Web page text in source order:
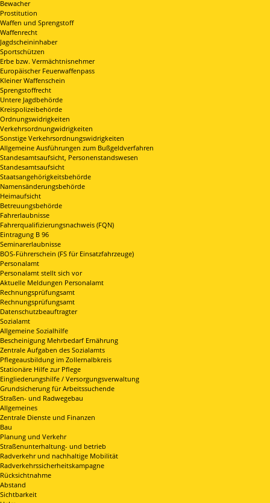
Bewacher
Prostitution
Waffen und Sprengstoff
Waffenrecht
Jagdscheininhaber
Sportschützen
Erbe bzw. Vermächtnisnehmer
Europäischer Feuerwaffenpass
Kleiner Waffenschein
Sprengstoffrecht
Untere Jagdbehörde
Kreispolizeibehörde
Ordnungswidrigkeiten
Verkehrsordnungwidrigkeiten
Sonstige Verkehrsordnungswidrigkeiten
Allgemeine Ausführungen zum Bußgeldverfahren
Standesamtsaufsicht, Personenstandswesen
Standesamtsaufsicht
Staatsangehörigkeitsbehörde
Namensänderungsbehörde
Heimaufsicht
Betreuungsbehörde
Fahrerlaubnisse
Fahrerqualifizierungsnachweis (FQN)
Eintragung B 96
Seminarerlaubnisse
BOS-Führerschein (FS für Einsatzfahrzeuge)
Personalamt
Personalamt stellt sich vor
Aktuelle Meldungen Personalamt
Rechnungsprüfungsamt
Rechnungsprüfungsamt
Datenschutzbeauftragter
Sozialamt
Allgemeine Sozialhilfe
Bescheinigung Mehrbedarf Ernährung
Zentrale Aufgaben des Sozialamts
Pflegeausbildung im Zollernalbkreis
Stationäre Hilfe zur Pflege
Eingliederungshilfe / Versorgungsverwaltung
Grundsicherung für Arbeitssuchende
Straßen- und Radwegebau
Allgemeines
Zentrale Dienste und Finanzen
Bau
Planung und Verkehr
Straßenunterhaltung- und betrieb
Radverkehr und nachhaltige Mobilität
Radverkehrssicherheitskampagne
Rücksichtnahme
Abstand
Sichtbarkeit